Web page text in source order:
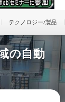
テクノロジー/製品
の自動